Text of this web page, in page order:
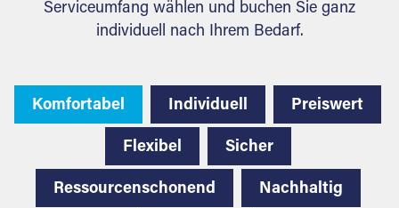
Serviceumfang wählen und buchen Sie ganz
individuell nach Ihrem Bedarf.
Komfortabel Individuell Preiswert
Flexibel Sicher
Ressourcenschonend Nachhaltig